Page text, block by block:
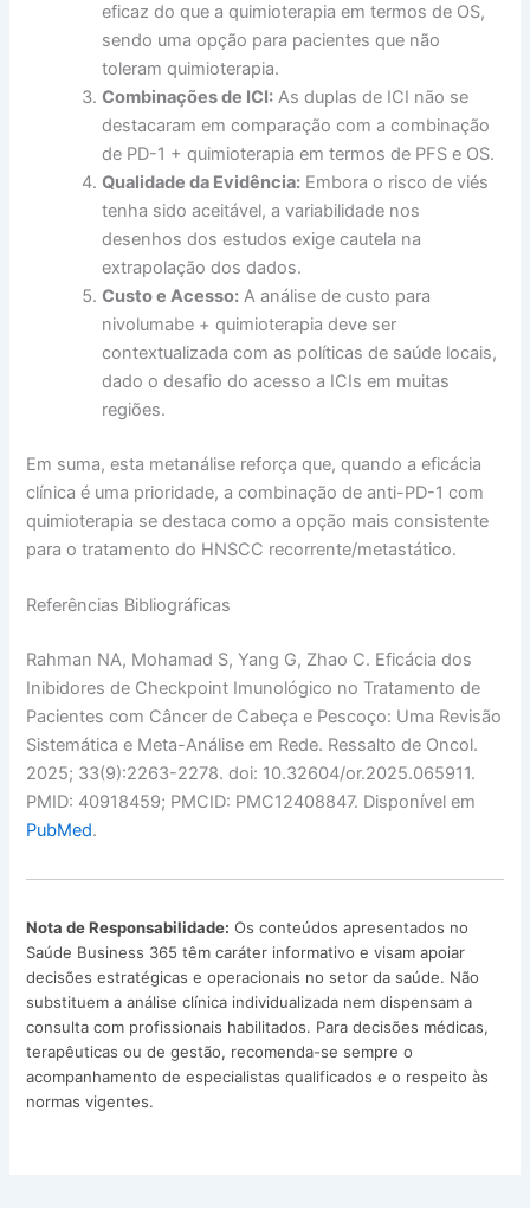
eficaz do que a quimioterapia em termos de OS,
sendo uma opção para pacientes que não
toleram quimioterapia.
Combinações de ICI: As duplas de ICI não se
destacaram em comparação com a combinação
de PD-1 + quimioterapia em termos de PFS e OS.
Qualidade da Evidência: Embora o risco de viés
tenha sido aceitável, a variabilidade nos
desenhos dos estudos exige cautela na
extrapolação dos dados.
Custo e Acesso: A análise de custo para
nivolumabe + quimioterapia deve ser
contextualizada com as políticas de saúde locais,
dado o desafio do acesso a ICIs em muitas
regiões.
Em suma, esta metanálise reforça que, quando a eficácia
clínica é uma prioridade, a combinação de anti-PD-1 com
quimioterapia se destaca como a opção mais consistente
para o tratamento do HNSCC recorrente/metastático.
Referências Bibliográficas
Rahman NA, Mohamad S, Yang G, Zhao C. Eficácia dos
Inibidores de Checkpoint Imunológico no Tratamento de
Pacientes com Câncer de Cabeça e Pescoço: Uma Revisão
Sistemática e Meta-Análise em Rede. Ressalto de Oncol.
2025; 33(9):2263-2278. doi: 10.32604/or.2025.065911.
PMID: 40918459; PMCID: PMC12408847. Disponível em
PubMed.
Nota de Responsabilidade: Os conteúdos apresentados no
Saúde Business 365 têm caráter informativo e visam apoiar
decisões estratégicas e operacionais no setor da saúde. Não
substituem a análise clínica individualizada nem dispensam a
consulta com profissionais habilitados. Para decisões médicas,
terapêuticas ou de gestão, recomenda-se sempre o
acompanhamento de especialistas qualificados e o respeito às
normas vigentes.